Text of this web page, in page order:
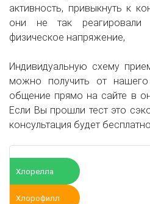
активность, привыкнуть к
они не так
физическое напряжение,
Индивидуальную схему
можно получить от нашего
общение прямо на сайте в
Если Вы прошли тестэто
консультация будет
Хлорелла
Хлорофилл